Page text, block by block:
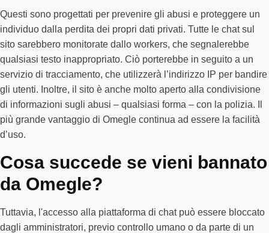
Questi sono progettati per prevenire gli abusi e proteggere un
individuo dalla perdita dei propri dati privati. Tutte le chat sul
sito sarebbero monitorate dallo workers, che segnalerebbe
qualsiasi testo inappropriato. Ciò porterebbe in seguito a un
servizio di tracciamento, che utilizzerà l’indirizzo IP per bandire
gli utenti. Inoltre, il sito è anche molto aperto alla condivisione
di informazioni sugli abusi – qualsiasi forma – con la polizia. Il
più grande vantaggio di Omegle continua ad essere la facilità
d’uso.
Cosa succede se vieni bannato
da Omegle?
Tuttavia, l'accesso alla piattaforma di chat può essere bloccato
dagli amministratori, previo controllo umano o da parte di un